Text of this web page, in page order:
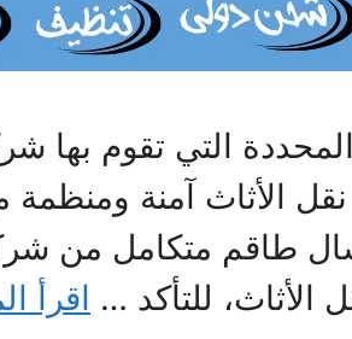
المحددة التي تقوم
الأثاث آمنة
طاقم متكامل من
للتأكد … اقرأ